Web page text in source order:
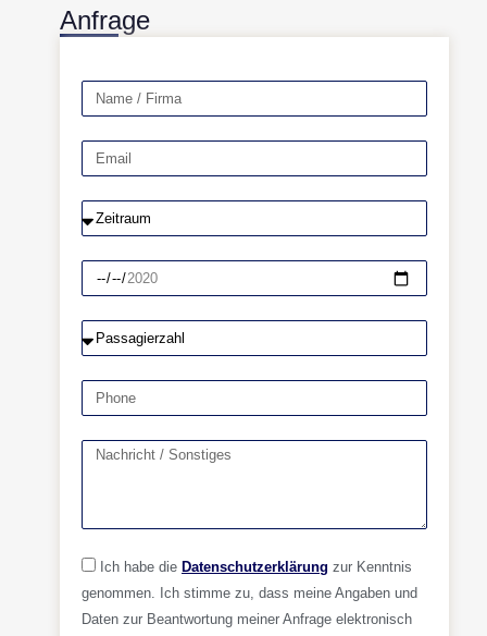
Anfrage
Ich habe die Datenschutzerklärung zur Kenntnis
genommen. Ich stimme zu, dass meine Angaben und
Daten zur Beantwortung meiner Anfrage elektronisch